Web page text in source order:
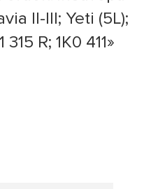
II-III; Yeti (5L);
R; 1K0 411»